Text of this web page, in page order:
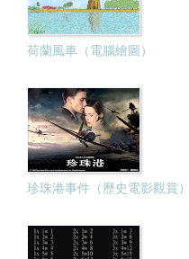
荷蘭風車（電腦繪圖）
珍珠港事件（歷史電影觀賞）